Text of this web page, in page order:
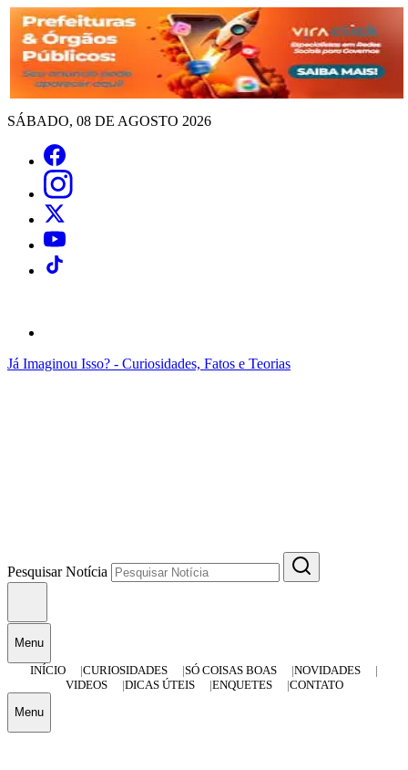
SÁBADO, 08 DE AGOSTO 2026
Já Imaginou Isso? - Curiosidades, Fatos e Teorias
Pesquisar Notícia
Menu
INÍCIO
CURIOSIDADES SÓ COISAS BOAS
NOVIDADES
VIDEOS
DICAS ÚTEIS ENQUETES CONTATO
Menu